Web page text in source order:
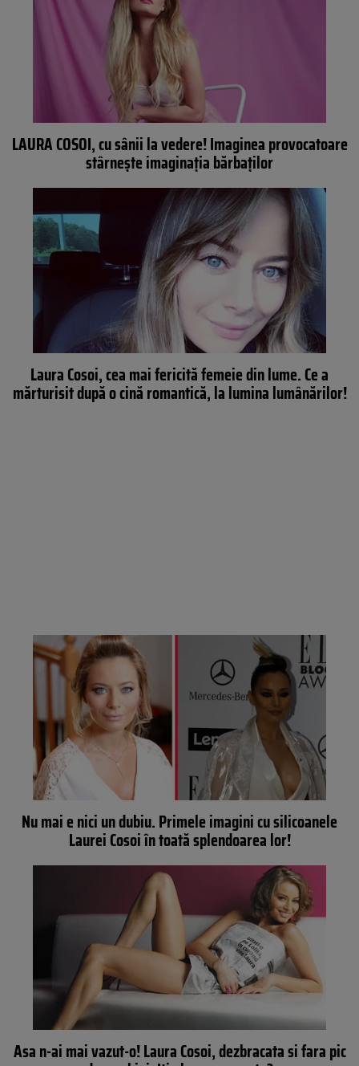
LAURA COSOI, cu sânii la vedere! Imaginea provocatoare
stârneşte imaginaţia bărbaţilor
Laura Cosoi, cea mai fericită femeie din lume. Ce a
mărturisit după o cină romantică, la lumina lumânărilor!
Nu mai e nici un dubiu. Primele imagini cu silicoanele
Laurei Cosoi în toată splendoarea lor!
Asa n-ai mai vazut-o! Laura Cosoi, dezbracata si fara pic